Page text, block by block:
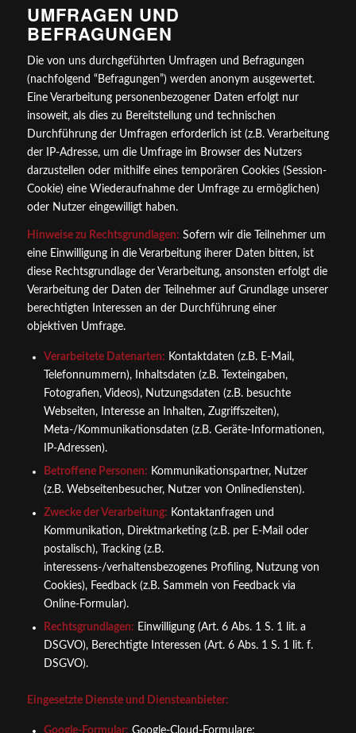
UMFRAGEN UND
BEFRAGUNGEN
Die von uns durchgeführten Umfragen und Befragungen
(nachfolgend “Befragungen”) werden anonym ausgewertet.
Eine Verarbeitung personenbezogener Daten erfolgt nur
insoweit, als dies zu Bereitstellung und technischen
Durchführung der Umfragen erforderlich ist (z.B. Verarbeitung
der IP-Adresse, um die Umfrage im Browser des Nutzers
darzustellen oder mithilfe eines temporären Cookies (Session-
Cookie) eine Wiederaufnahme der Umfrage zu ermöglichen)
oder Nutzer eingewilligt haben.
Hinweise zu Rechtsgrundlagen: Sofern wir die Teilnehmer um
eine Einwilligung in die Verarbeitung iherer Daten bitten, ist
diese Rechtsgrundlage der Verarbeitung, ansonsten erfolgt die
Verarbeitung der Daten der Teilnehmer auf Grundlage unserer
berechtigten Interessen an der Durchführung einer
objektiven Umfrage.
Verarbeitete Datenarten: Kontaktdaten (z.B. E-Mail,
Telefonnummern), Inhaltsdaten (z.B. Texteingaben,
Fotografien, Videos), Nutzungsdaten (z.B. besuchte
Webseiten, Interesse an Inhalten, Zugriffszeiten),
Meta-/Kommunikationsdaten (z.B. Geräte-Informationen,
IP-Adressen).
Betroffene Personen: Kommunikationspartner, Nutzer
(z.B. Webseitenbesucher, Nutzer von Onlinediensten).
Zwecke der Verarbeitung: Kontaktanfragen und
Kommunikation, Direktmarketing (z.B. per E-Mail oder
postalisch), Tracking (z.B.
interessens-/verhaltensbezogenes Profiling, Nutzung von
Cookies), Feedback (z.B. Sammeln von Feedback via
Online-Formular).
Rechtsgrundlagen: Einwilligung (Art. 6 Abs. 1 S. 1 lit. a
DSGVO), Berechtigte Interessen (Art. 6 Abs. 1 S. 1 lit. f.
DSGVO).
Eingesetzte Dienste und Diensteanbieter:
Google-Formular: Google-Cloud-Formulare;